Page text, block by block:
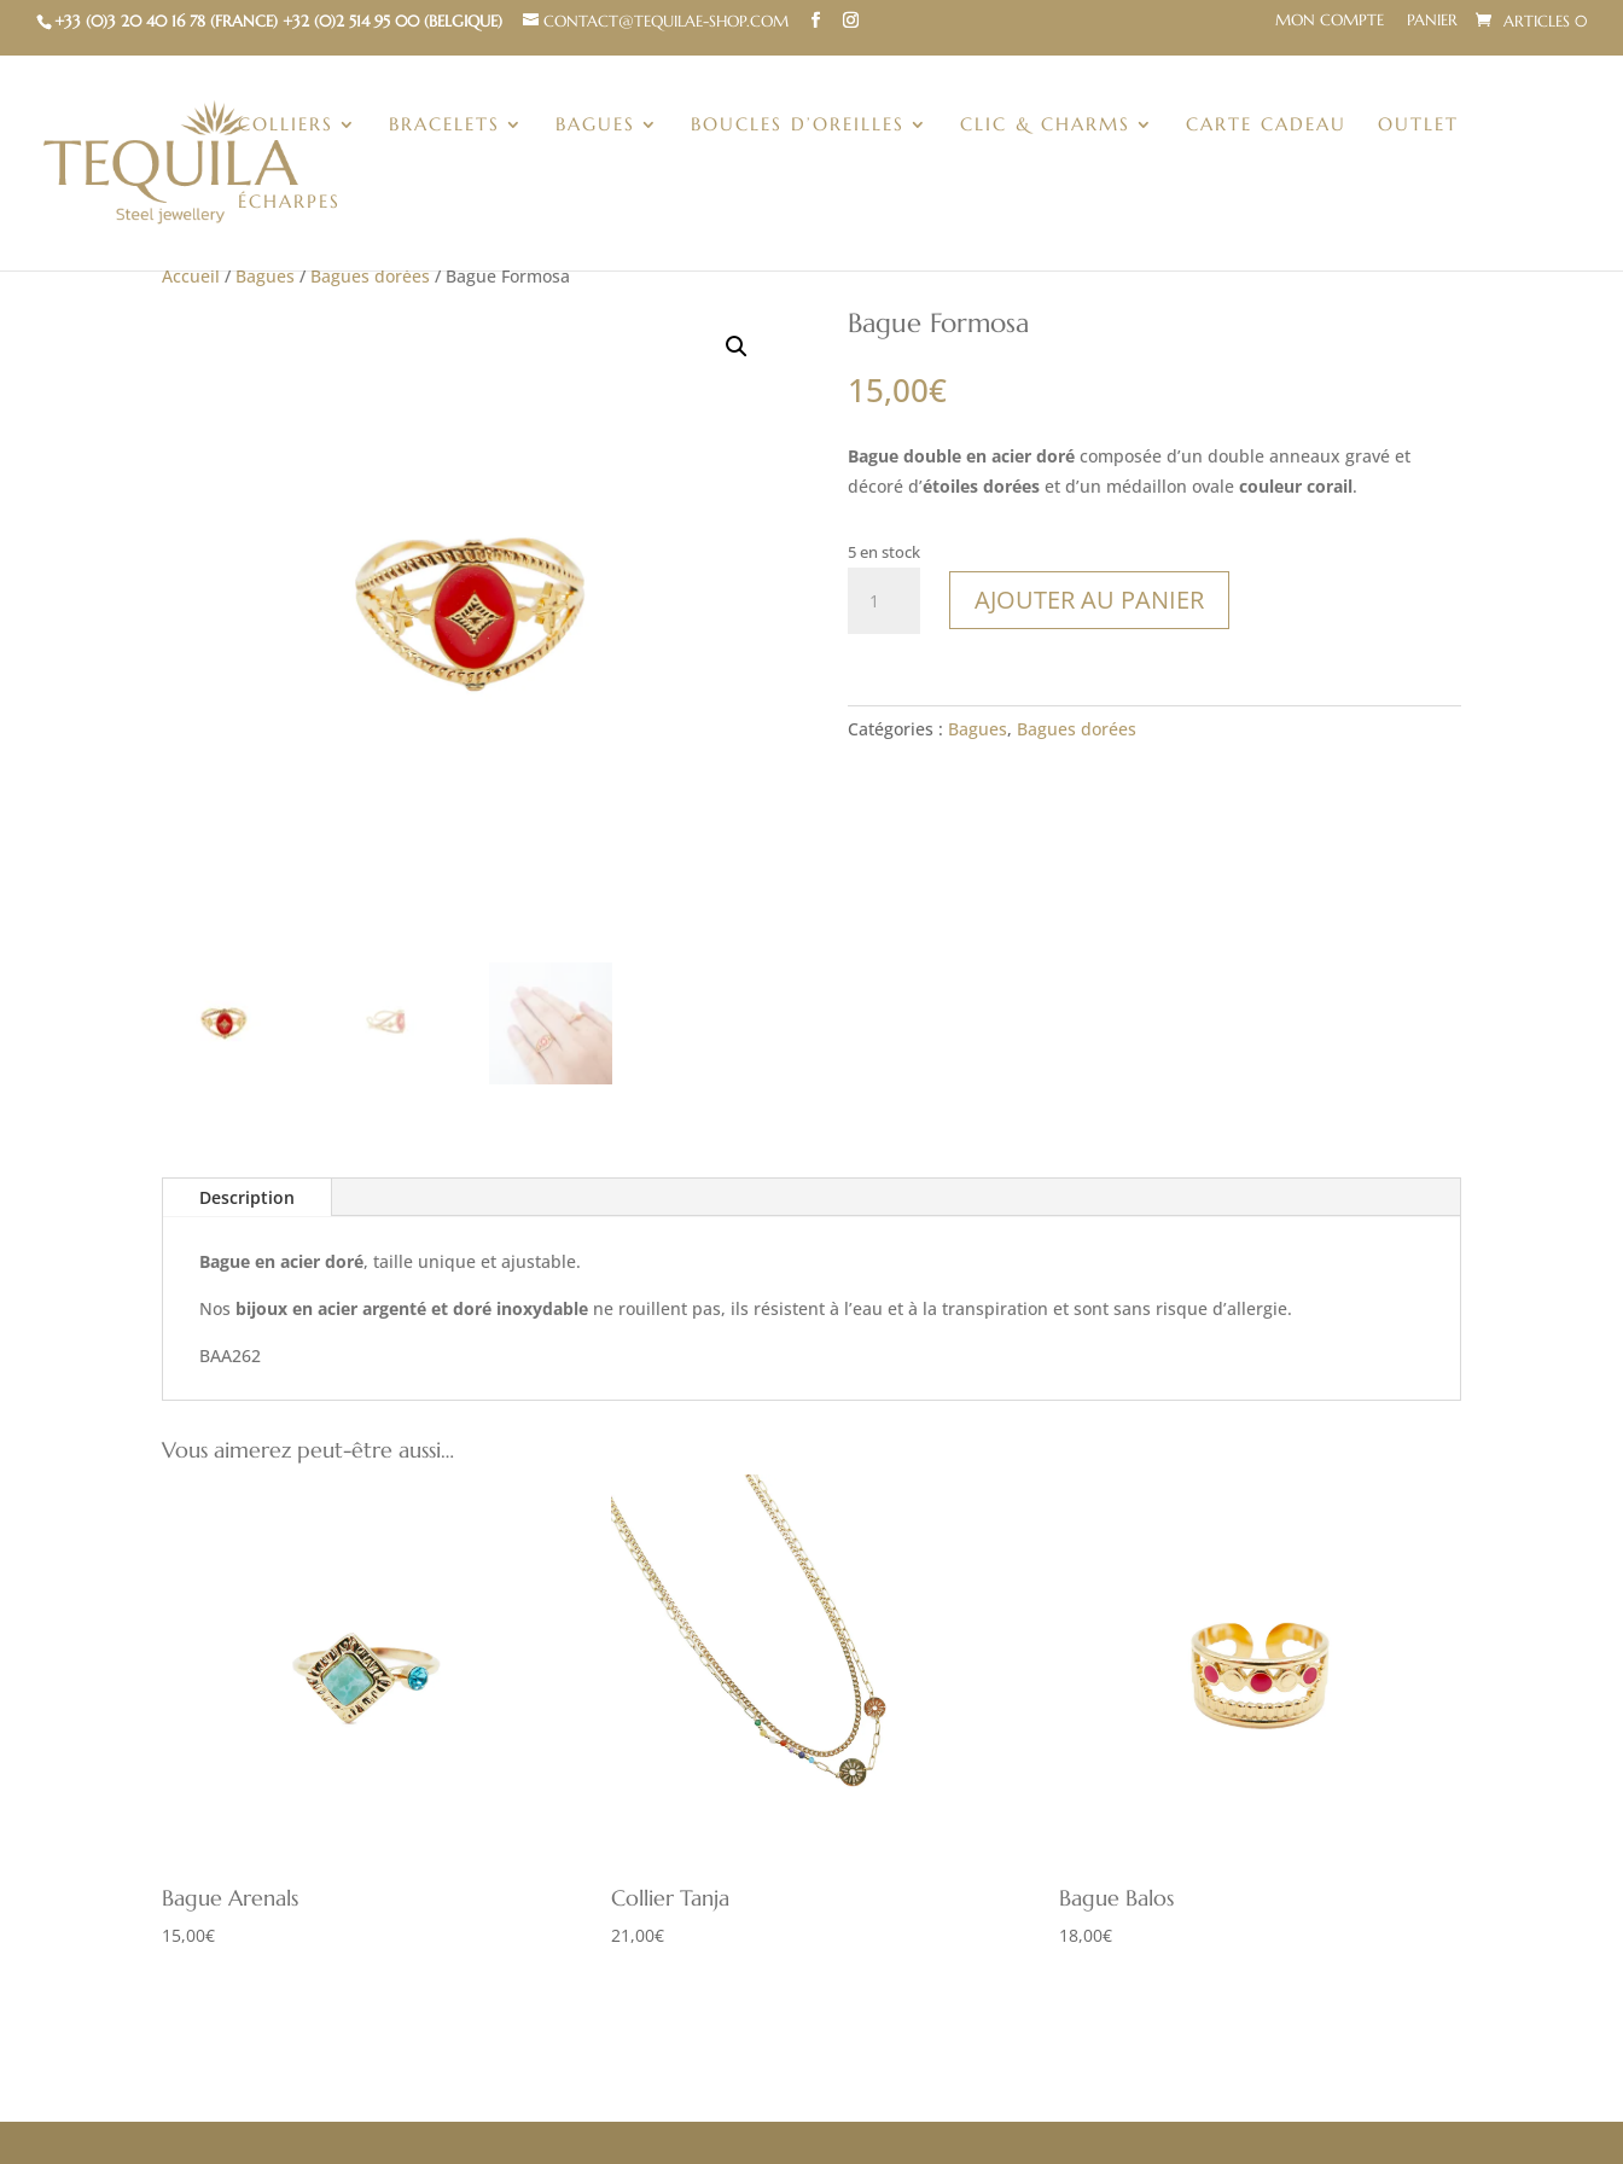
+33 (0)3 20 40 16 78 (FRANCE) +32 (0)2 514 95 00 (BELGIQUE) CONTACT@TEQUILAE-SHOP.COM MON COMPTE PANIER ARTICLES 0
COLLIERS BRACELETS BAGUES BOUCLES D’OREILLES CLIC & CHARMS CARTE CADEAU OUTLET
ÉCHARPES
Accueil/Bagues/Bagues dorées/ Bague Formosa
Bague Formosa
15,00€
Bague double en acier dorécomposée d’un double anneaux gravé et
décoré d’étoiles doréeset d’un médaillon ovale couleur corail.
5 en stock
AJOUTER AU PANIER
Catégories : Bagues, Bagues dorées
Description
Bague en acier doré, taille unique et ajustable.
Nos bijoux en acier argenté et doré inoxydable ne rouillent pas, ils résistent à l’eau et à la transpiration et sont sans risque d’allergie.
BAA262
Vous aimerez peut-être aussi…
Bague Arenals
15,00€
Collier Tanja
21,00€
Bague Balos
18,00€